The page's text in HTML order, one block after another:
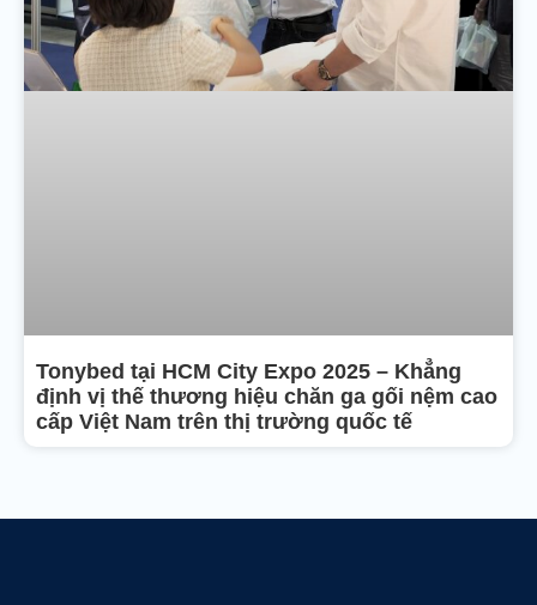
Tonybed tại HCM City Expo 2025 – Khẳng
định vị thế thương hiệu chăn ga gối nệm cao
cấp Việt Nam trên thị trường quốc tế